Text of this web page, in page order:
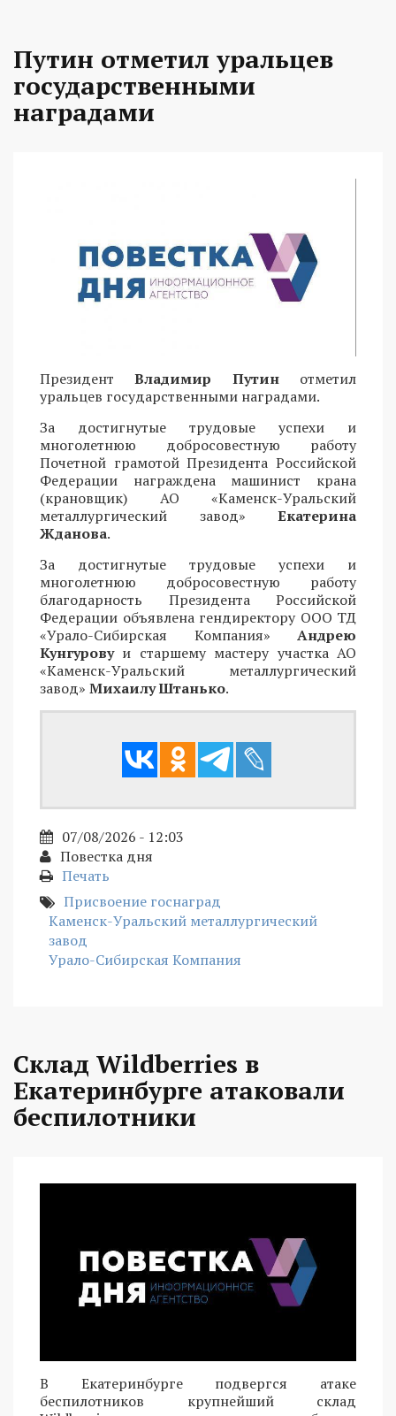
Путин отметил уральцев
государственными
наградами
ПрезидентВладимир Путин отметил
уральцев государственными наградами.
За достигнутые трудовые успехи и
многолетнюю добросовестную работу
Почетной грамотой Президента Российской
Федерации награждена машинист крана
(крановщик) АО «Каменск-Уральский
металлургический завод» Екатерина
Жданова.
За достигнутые трудовые успехи и
многолетнюю добросовестную работу
благодарность Президента Российской
Федерации объявлена гендиректору ООО ТД
«Урало-Сибирская Компания» Андрею
Кунгуровуи старшему мастеру участка АО
«Каменск-Уральский металлургический
завод» Михаилу Штанько.
07/08/2026 - 12:03
Повестка дня
Печать
Присвоение госнаград
Каменск-Уральский металлургический
завод
Урало-Сибирская Компания
Склад Wildberries в
Екатеринбурге атаковали
беспилотники
В Екатеринбурге подвергся атаке
беспилотников крупнейший склад